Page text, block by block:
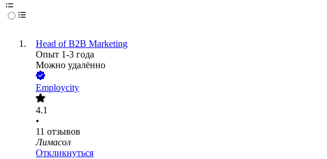
Head of B2B Marketing
Опыт 1-3 года
Можно удалённо
Employcity
4.1
•
11 отзывов
Лимасол
Откликнуться